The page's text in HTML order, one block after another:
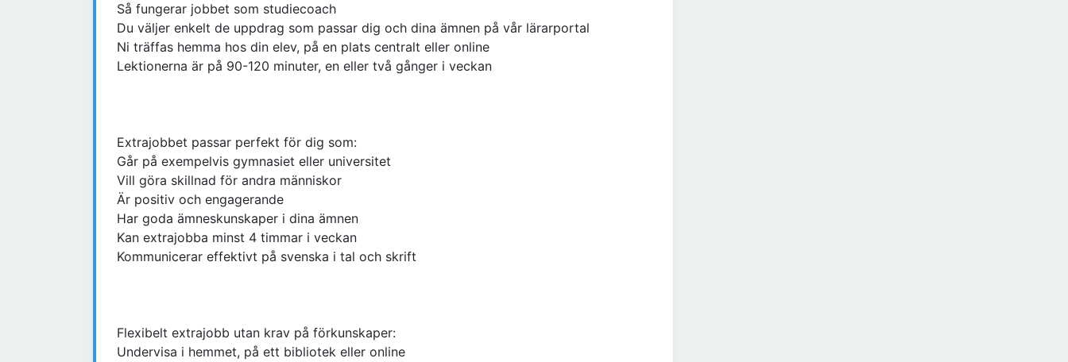
Så fungerar jobbet som studiecoach
Du väljer enkelt de uppdrag som passar dig och dina ämnen på vår lärarportal
Ni träffas hemma hos din elev, på en plats centralt eller online
Lektionerna är på 90-120 minuter, en eller två gånger i veckan
Extrajobbet passar perfekt för dig som:
Går på exempelvis gymnasiet eller universitet
Vill göra skillnad för andra människor
Är positiv och engagerande
Har goda ämneskunskaper i dina ämnen
Kan extrajobba minst 4 timmar i veckan
Kommunicerar effektivt på svenska i tal och skrift
Flexibelt extrajobb utan krav på förkunskaper:
Undervisa i hemmet, på ett bibliotek eller online